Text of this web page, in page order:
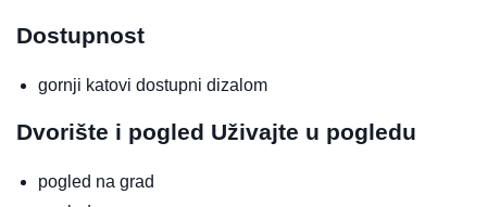
Dostupnost
gornji katovi dostupni dizalom
Dvorište i pogled Uživajte u pogledu
pogled na grad